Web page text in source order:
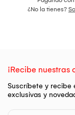
¿No la tienes?
¡Recibe nuestras
Suscríbete y recibe
exclusivas y